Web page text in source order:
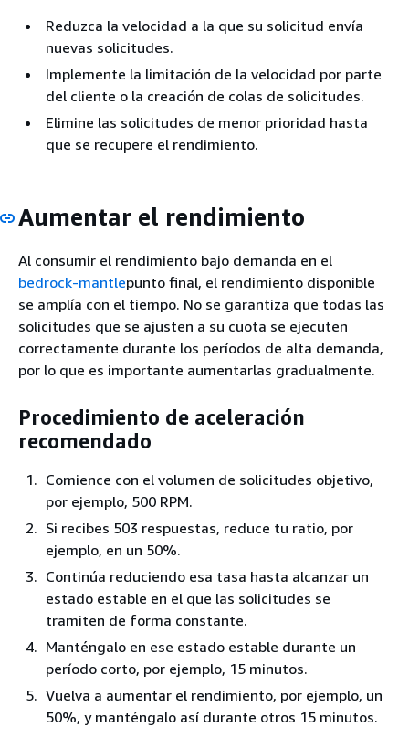
Reduzca la velocidad a la que su solicitud envía
nuevas solicitudes.
Implemente la limitación de la velocidad por parte
del cliente o la creación de colas de solicitudes.
Elimine las solicitudes de menor prioridad hasta
que se recupere el rendimiento.
Aumentar el rendimiento
Al consumir el rendimiento bajo demanda en el
bedrock-mantlepunto final, el rendimiento disponible
se amplía con el tiempo. No se garantiza que todas las
solicitudes que se ajusten a su cuota se ejecuten
correctamente durante los períodos de alta demanda,
por lo que es importante aumentarlas gradualmente.
Procedimiento de aceleración
recomendado
Comience con el volumen de solicitudes objetivo,
por ejemplo, 500 RPM.
Si recibes 503 respuestas, reduce tu ratio, por
ejemplo, en un 50%.
Continúa reduciendo esa tasa hasta alcanzar un
estado estable en el que las solicitudes se
tramiten de forma constante.
Manténgalo en ese estado estable durante un
período corto, por ejemplo, 15 minutos.
Vuelva a aumentar el rendimiento, por ejemplo, un
50%, y manténgalo así durante otros 15 minutos.